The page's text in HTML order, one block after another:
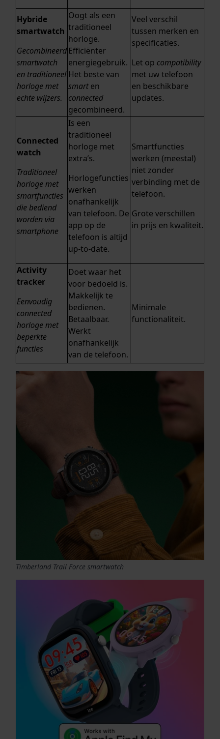
Hybride
smartwatch
Gecombineerd
smartwatch
en traditioneel
horloge met
echte wijzers.
Oogt als een
traditioneel
horloge.
Efficiënter
energiegebruik.
Het beste van
smarten
connected
gecombineerd.
Veel verschil
tussen merken en
specificaties.
Let op compatibility
met uw telefoon
en beschikbare
updates.
Connected
watch
Traditioneel
horloge met
smartfuncties
die bediend
worden via
smartphone
Is een
traditioneel
horloge met
extra’s.
Horlogefuncties
werken
onafhankelijk
van telefoon. De
app op de
telefoon is altijd
up-to-date.
Smartfuncties
werken (meestal)
niet zonder
verbinding met de
telefoon.
Grote verschillen
in prijs en kwaliteit.
Activity
tracker
Eenvoudig
connected
horloge met
beperkte
functies
Doet waar het
voor bedoeld is.
Makkelijk te
bedienen.
Betaalbaar.
Werkt
onafhankelijk
van de telefoon.
Minimale
functionaliteit.
Timberland Trail Force smartwatch